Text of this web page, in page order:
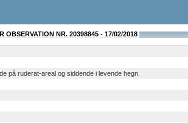
OBSERVATION NR. 20398845 - 17/02/2018
på ruderat-areal og siddende i levende hegn.